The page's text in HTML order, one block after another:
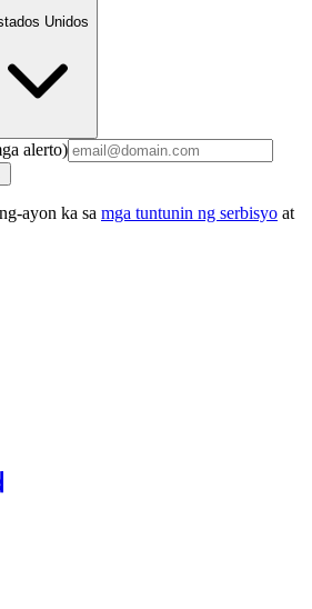
Unidos
alerto)
ayon ka sa mga tuntunin ng serbisyo at